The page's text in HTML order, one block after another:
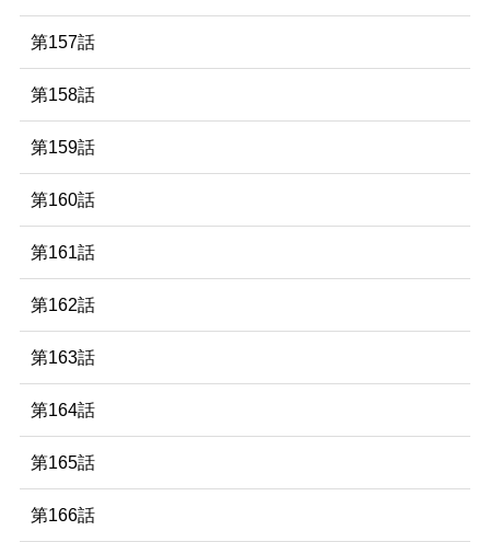
第157話
第158話
第159話
第160話
第161話
第162話
第163話
第164話
第165話
第166話